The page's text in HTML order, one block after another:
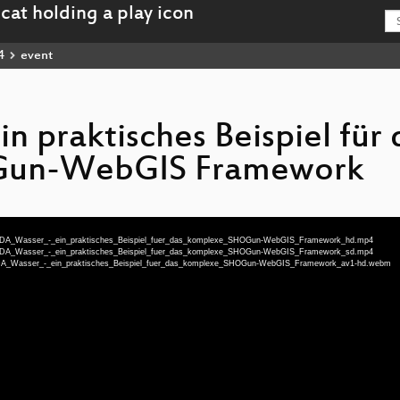
event
praktisches Beispiel für
WebGIS Framework
_ein_praktisches_Beispiel_fuer_das_komplexe_SHOGun-WebGIS_Framework_hd.mp4
_ein_praktisches_Beispiel_fuer_das_komplexe_SHOGun-WebGIS_Framework_sd.mp4
_ein_praktisches_Beispiel_fuer_das_komplexe_SHOGun-WebGIS_Framework_av1-hd.webm